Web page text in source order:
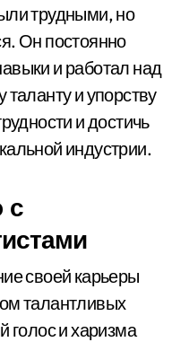
трудными, но
Он постоянно
и работал над
и упорству
и достичь
индустрии.
с
своей карьеры
талантливых
голос и харизма